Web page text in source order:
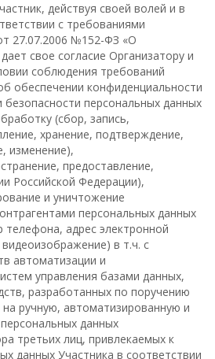
действуя своей волей и в
с требованиями
27.07.2006 №152-ФЗ «О
свое согласие Организатору и
соблюдения требований
обеспечении конфиденциальности
персональных данных
(сбор, запись,
хранение, подтверждение,
изменение),
предоставление,
Российской Федерации),
и уничтожение
персональных данных
адрес электронной
в т.ч. с
автоматизации и
управления базами данных,
разработанных по поручению
ручную, автоматизированную и
данных
третьих лиц, привлекаемых к
данных Участника в соответствии